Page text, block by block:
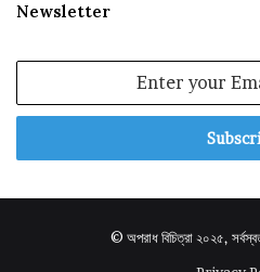
Newsletter
Email
© অপরাধ বিচিত্রা ২০২৫,